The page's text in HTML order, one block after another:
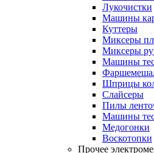
Лукочистки
Машины
Куттеры
Миксеры
Миксеры
Машины
Шприцы
Слайсеры
Пилы
Машины
Медогонки
Воскотопки
Прочее